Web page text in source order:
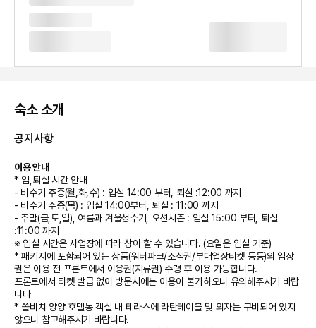
숙소 소개
공지사항
이용 안내
* 입,퇴실 시간 안내
- 비수기 주중(월,화,수) : 입실 14:00 부터, 퇴실 :12:00 까지
- 비수기 주중(목) : 입실 14:00부터, 퇴실 : 11:00 까지
- 주말(금,토,일), 여름과 겨울성수기, 오션시즌 : 입실 15:00 부터, 퇴실
:11:00 까지
※ 입실 시간은 사업장에 따라 상이 할 수 있습니다. (요일은 입실 기준)
* 패키지에 포함되어 있는 상품(워터파크/조식권/부대업장티켓 등등)의 입장
권은 이용 전 프론트에서 이용권(지류권) 수령 후 이용 가능합니다.
프론트에서 티켓 발급 없이 방문시에는 이용이 불가하오니 유의해주시기 바랍
니다
* 쏠비치 양양 호텔동 객실 내 테라스에 라탄테이블 및 의자는 구비되어 있지
않으니 참고해주시기 바랍니다.